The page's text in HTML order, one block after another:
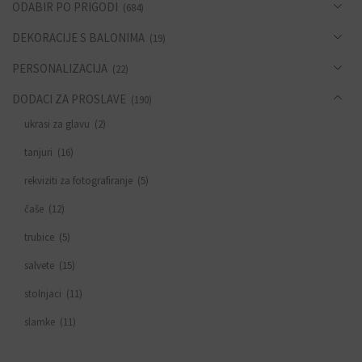
ODABIR PO PRIGODI (684)
DEKORACIJE S BALONIMA (19)
PERSONALIZACIJA (22)
DODACI ZA PROSLAVE (190)
ukrasi za glavu (2)
tanjuri (16)
rekviziti za fotografiranje (5)
čaše (12)
trubice (5)
salvete (15)
stolnjaci (11)
slamke (11)